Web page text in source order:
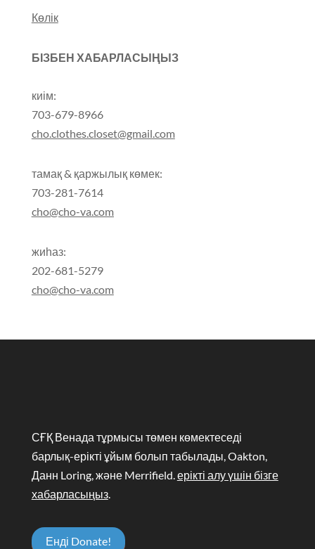
Көлік
БІЗБЕН ХАБАРЛАСЫҢЫЗ
киім:
703-679-8966
cho.clothes.closet@gmail.com
тамақ & қаржылық көмек:
703-281-7614
cho@cho-va.com
жиһаз:
202-681-5279
cho@cho-va.com
СҒҚ Венада тұрмысы төмен көмектеседі
барлық-ерікті ұйым болып табылады, Oakton,
Данн Loring, және Merrifield.ерікті алу үшін бізге
хабарласыңыз.
Енді Donate!